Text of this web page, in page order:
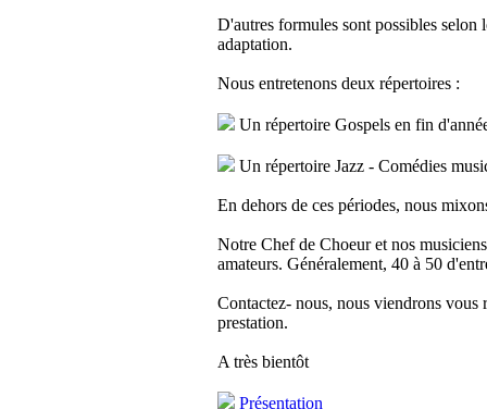
D'autres formules sont possibles selon
adaptation.
Nous entretenons deux répertoires :
Un répertoire Gospels en fin
Un répertoire Jazz - Comédies
En dehors de ces périodes, nous
Notre Chef de Choeur et nos
amateurs. Généralement, 40 à 50
Contactez- nous, nous viendrons
prestation.
A très bientôt
Présentation